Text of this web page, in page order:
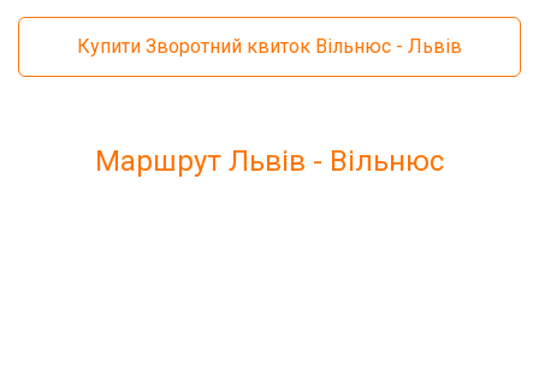
Купити Зворотний квиток Вільнюс - Львів
Маршрут Львів - Вільнюс